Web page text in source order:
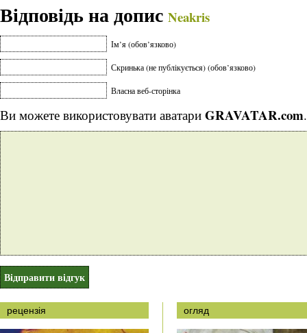
Відповідь на допис Neakris
Ім’я (обов’язково)
Скринька (не публікується) (обов’язково)
Власна веб-сторінка
Ви можете використовувати аватари GRAVATAR.com.
рецензія огляд